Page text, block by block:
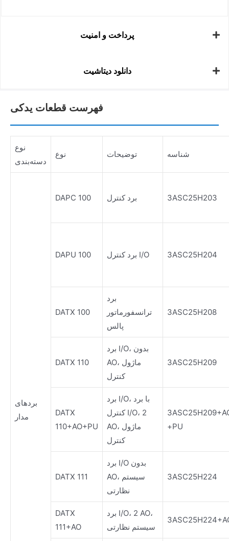
پرداخت و امنیت
دانلود دیتاشیت
فهرست قطعات یدکی
نوع
دسته‌بندی
نوع توضیحات شناسه
بردهای
مدار
DAPC 100 برد کنترل 3ASC25H203
DAPU 100 برد کنترل I/O 3ASC25H204
DATX 100
برد
ترانسفورماتور
پالس
3ASC25H208
DATX 110
برد I/O، بدون
AO، ماژول
کنترل
3ASC25H209
DATX
110+AO+PU
برد I/O، با برد
کنترل I/O، 2
AO، ماژول
کنترل
+PU
DATX 111
برد I/O بدون
AO، سیستم
نظارتی
3ASC25H224
DATX
111+AO
برد I/O، 2 AO،
سیستم نظارتی